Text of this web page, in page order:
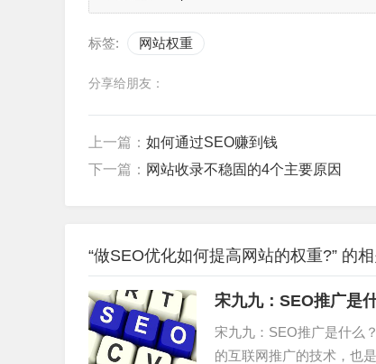
标签: 网站权重
分享给朋友：
上一篇： 如何通过SEO赚到钱
下一篇： 网站收录不稳固的4个主要原因
“做SEO优化如何提高网站的权重?” 的
宋九九：SEO推广是
宋九九：SEO推广是什么
的互联网推广的技术，也